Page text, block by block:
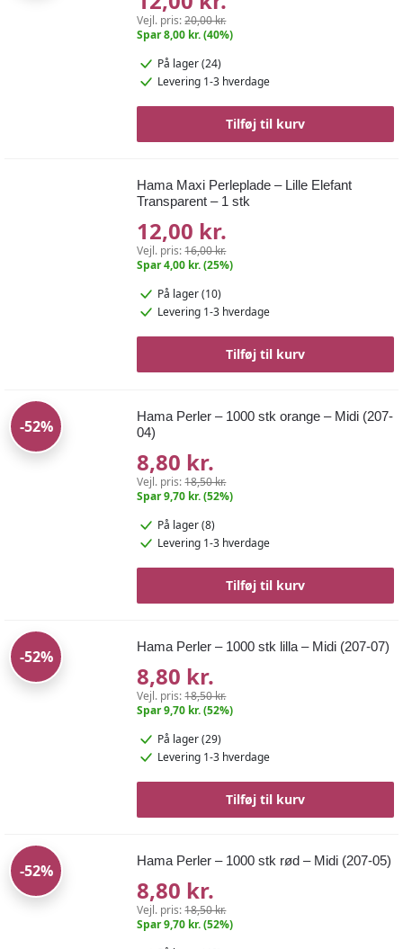
Vejl. pris:20,00 kr.
Spar 8,00 kr. (40%)
På lager (24)
Levering 1-3 hverdage
Tilføj til kurv
Hama Maxi Perleplade – Lille Elefant
Transparent – 1 stk
12,00 kr.
Vejl. pris:16,00 kr.
Spar 4,00 kr. (25%)
På lager (10)
Levering 1-3 hverdage
Tilføj til kurv
-52%
Hama Perler – 1000 stk orange – Midi (207-
04)
8,80 kr.
Vejl. pris:18,50 kr.
Spar 9,70 kr. (52%)
På lager (8)
Levering 1-3 hverdage
Tilføj til kurv
-52%
Hama Perler – 1000 stk lilla – Midi (207-07)
8,80 kr.
Vejl. pris:18,50 kr.
Spar 9,70 kr. (52%)
På lager (29)
Levering 1-3 hverdage
Tilføj til kurv
-52%
Hama Perler – 1000 stk rød – Midi (207-05)
8,80 kr.
Vejl. pris:18,50 kr.
Spar 9,70 kr. (52%)